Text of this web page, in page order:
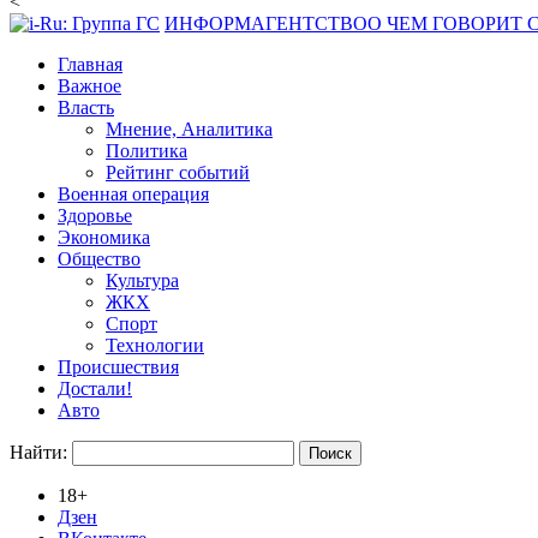
ИНФОРМАГЕНТСТВОО ЧЕМ ГОВОРИТ
Главная
Важное
Власть
Мнение, Аналитика
Политика
Рейтинг событий
Военная операция
Здоровье
Экономика
Общество
Культура
ЖКХ
Спорт
Технологии
Происшествия
Достали!
Авто
Найти:
18+
Дзен